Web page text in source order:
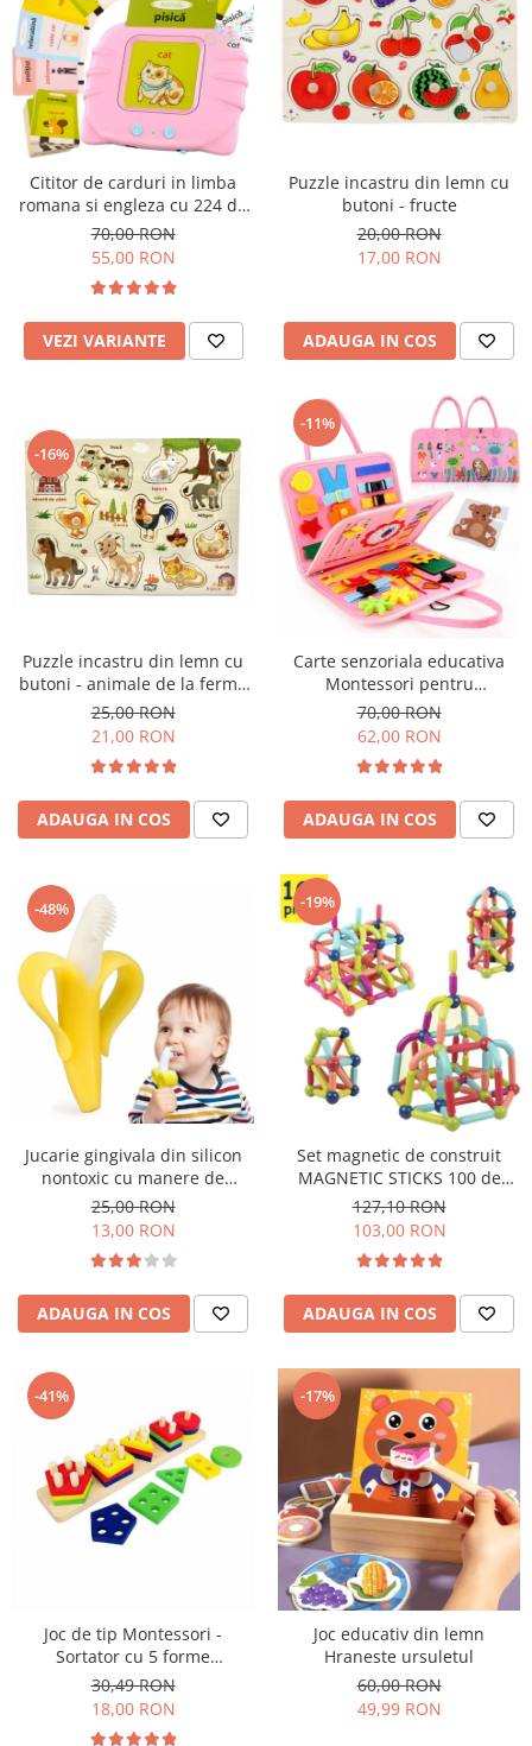
Usborne
Cititor de carduri in limba
romana si engleza cu 224 de
imagini si sunete, incarcare
USB
70,00 RON
55,00 RON
VEZI VARIANTE
Puzzle incastru din lemn cu
butoni - fructe
20,00 RON
17,00 RON
ADAUGA IN COS
-16%
Puzzle incastru din lemn cu
butoni - animale de la ferma
in limba romana
25,00 RON
21,00 RON
ADAUGA IN COS
-11%
Carte senzoriala educativa
Montessori pentru
dezvoltarea abilitatilor motorii
model sirene/litere roz
70,00 RON
62,00 RON
ADAUGA IN COS
-48%
Jucarie gingivala din silicon
nontoxic cu manere de
prindere si periuta de dinti
bebelusi 2 in 1 banana
25,00 RON
13,00 RON
ADAUGA IN COS
-19%
Set magnetic de construit
MAGNETIC STICKS 100 de
piese STEM
127,10 RON
103,00 RON
ADAUGA IN COS
-41%
Joc de tip Montessori -
Sortator cu 5 forme
geometrice
30,49 RON
18,00 RON
-17%
Joc educativ din lemn
Hraneste ursuletul
60,00 RON
49,99 RON